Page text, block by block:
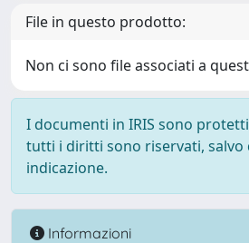
File in questo prodotto:
Non ci sono file associati a
I documenti in IRIS sono
tutti i diritti sono riservati, salvo
indicazione.
Informazioni